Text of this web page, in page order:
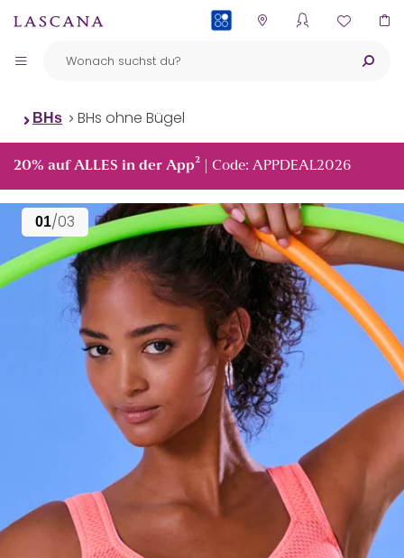
BHs BHs ohne Bügel
20% auf ALLES in der App² | Code: APPDEAL2026
01/03